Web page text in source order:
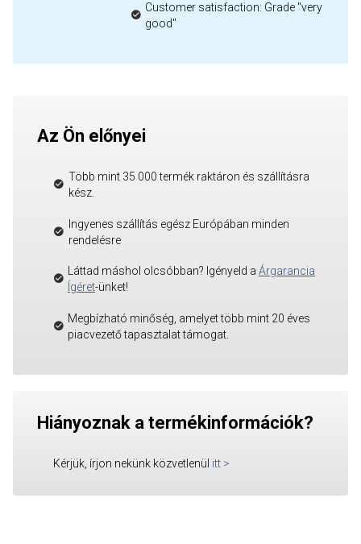
Customer satisfaction: Grade "very
good"
Az Ön előnyei
Több mint 35 000 termék raktáron és szállításra
kész.
Ingyenes szállítás egész Európában minden
rendelésre
Láttad máshol olcsóbban? Igényeld a Árgarancia
Ígéret-ünket!
Megbízható minőség, amelyet több mint 20 éves
piacvezető tapasztalat támogat.
Hiányoznak a termékinformációk?
Kérjük, írjon nekünk közvetlenül itt >